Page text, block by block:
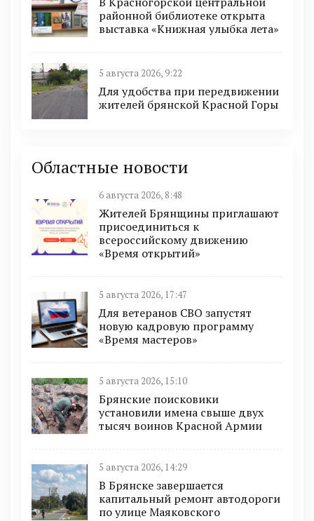
районной библиотеке открыта
выставка «Книжная улыбка лета»
5 августа 2026, 9:22
Для удобства при передвижении
жителей брянской Красной Горы
Областные новости
6 августа 2026, 8:48
Жителей Брянщины приглашают
присоединиться к
всероссийскому движению
«Время открытий»
5 августа 2026, 17:47
Для ветеранов СВО запустят
новую кадровую программу
«Время мастеров»
5 августа 2026, 15:10
Брянские поисковики
установили имена свыше двух
тысяч воинов Красной Армии
5 августа 2026, 14:29
В Брянске завершается
капитальный ремонт автодороги
по улице Маяковского